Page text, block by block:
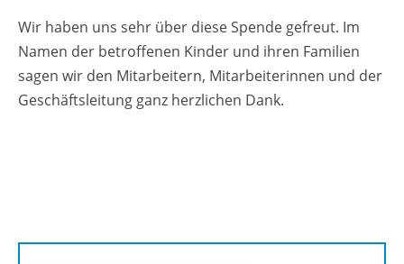
Wir haben uns sehr über diese Spen­de ge­freut. Im
Namen der be­trof­fe­nen Kin­der und ihren Fa­mi­li­en
sagen wir den Mit­ar­bei­tern, Mit­ar­bei­te­rin­nen und der
Ge­schäfts­lei­tung ganz herz­li­chen Dank.